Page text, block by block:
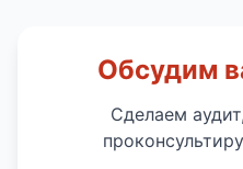
Обсудим
Сделаем